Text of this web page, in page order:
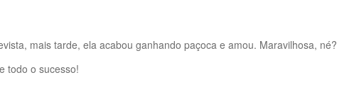
mais tarde, ela acabou ganhando paçoca e amou. Maravilhosa, né?
todo o sucesso!